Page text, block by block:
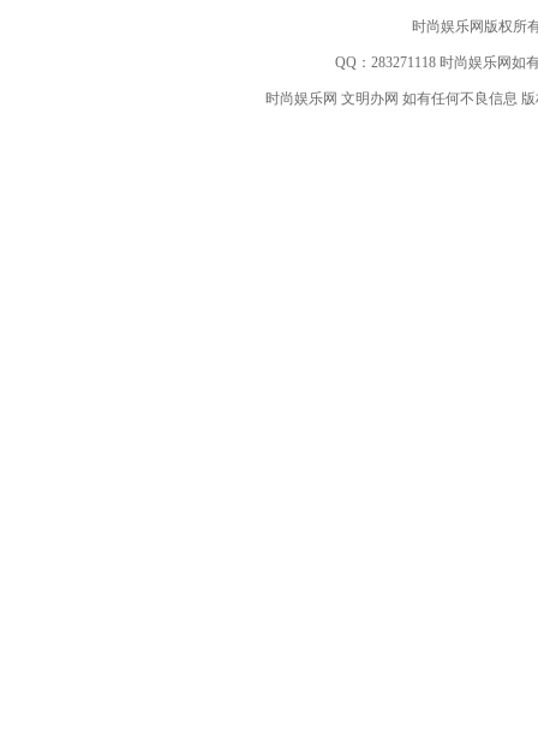
时尚娱乐网版权所
QQ： 283271118时尚娱乐网如
时尚娱乐网 文明办网 如有任何不良信息